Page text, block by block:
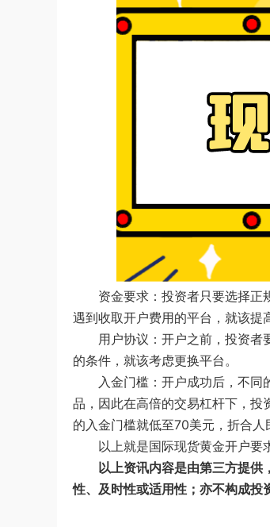
资金要求：投资者只要选择正
遇到收取开户费用的平台，就该提
用户协议：开户之前，投资者
的条件，就该考虑更换平台。
入金门槛：开户成功后，不
品，因此在高倍的交易杠杆下，投
的入金门槛就低至70美元，折合人
以上就是国际现货黄金开户要
以上资讯内容是由第三方提供
性、及时性或适用性；亦不构成投